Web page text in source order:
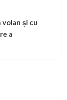
și cu
a